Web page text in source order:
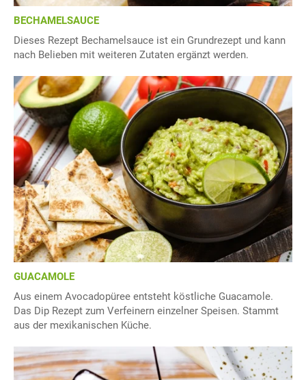
BECHAMELSAUCE
Dieses Rezept Bechamelsauce ist ein Grundrezept und kann
nach Belieben mit weiteren Zutaten ergänzt werden.
GUACAMOLE
Aus einem Avocadopüree entsteht köstliche Guacamole.
Das Dip Rezept zum Verfeinern einzelner Speisen. Stammt
aus der mexikanischen Küche.